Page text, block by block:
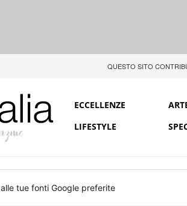
QUESTO SITO
ECCELLENZE
LIFESTYLE
alle tue fonti Google preferite